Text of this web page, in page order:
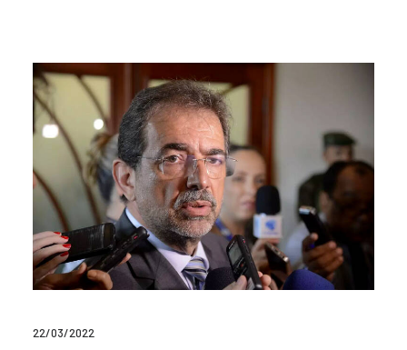
22/03/2022